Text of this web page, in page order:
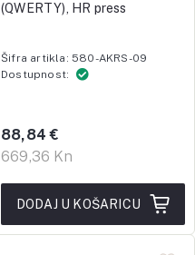
(QWERTY), HR press
Šifra artikla: 580-AKRS-09
Dostupnost:
669,36 Kn
88,84 €
DODAJ U KOŠARICU